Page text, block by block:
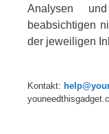
Analysen
beabsichtigen
der jeweiligen
Kontakt: